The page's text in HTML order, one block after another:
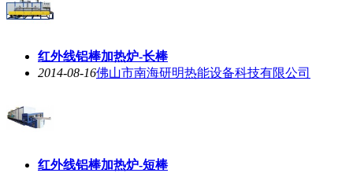
红外线铝棒加热炉-长棒
2014-08-16佛山市南海研明热能设备科技有限公司
红外线铝棒加热炉-短棒